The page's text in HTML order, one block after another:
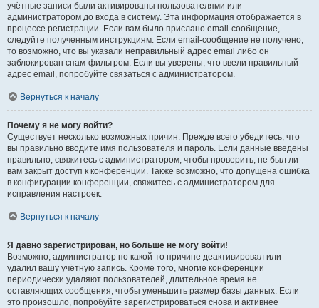
учётные записи были активированы пользователями или
администратором до входа в систему. Эта информация отображается в
процессе регистрации. Если вам было прислано email-сообщение,
следуйте полученным инструкциям. Если email-сообщение не получено,
то возможно, что вы указали неправильный адрес email либо он
заблокирован спам-фильтром. Если вы уверены, что ввели правильный
адрес email, попробуйте связаться с администратором.
Вернуться к началу
Почему я не могу войти?
Существует несколько возможных причин. Прежде всего убедитесь, что
вы правильно вводите имя пользователя и пароль. Если данные введены
правильно, свяжитесь с администратором, чтобы проверить, не был ли
вам закрыт доступ к конференции. Также возможно, что допущена ошибка
в конфигурации конференции, свяжитесь с администратором для
исправления настроек.
Вернуться к началу
Я давно зарегистрирован, но больше не могу войти!
Возможно, администратор по какой-то причине деактивировал или
удалил вашу учётную запись. Кроме того, многие конференции
периодически удаляют пользователей, длительное время не
оставляющих сообщения, чтобы уменьшить размер базы данных. Если
это произошло, попробуйте зарегистрироваться снова и активнее